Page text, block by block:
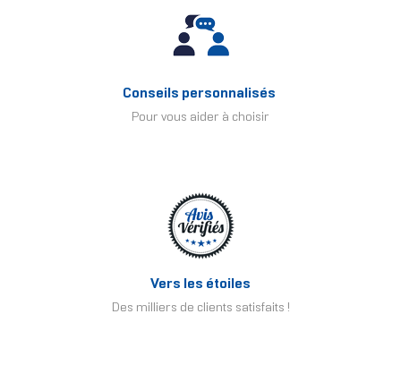
Conseils personnalisés
Pour vous aider à choisir
Vers les étoiles
Des milliers de clients satisfaits !